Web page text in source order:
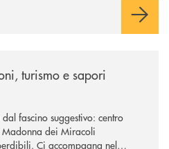
turismo e sapori
fascino suggestivo: centro
dei Miracoli
Ci accompagna nel